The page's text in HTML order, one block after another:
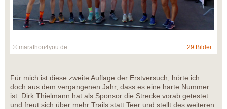
© marathon4you.de 29 Bilder
Für mich ist diese zweite Auflage der Erstversuch, hörte ich
doch aus dem vergangenen Jahr, dass es eine harte Nummer
ist. Dirk Thielmann hat als Sponsor die Strecke vorab getestet
und freut sich über mehr Trails statt Teer und stellt des weiteren